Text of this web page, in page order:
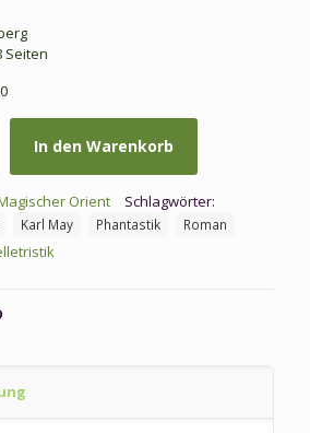
Seiten
In den Warenkorb
Orient Schlagwörter:
Karl May Phantastik
Roman